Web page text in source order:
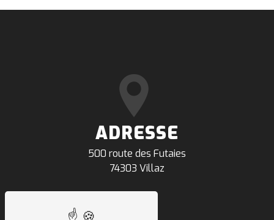
ADRESSE
500 route des Futaies
74303 Villaz